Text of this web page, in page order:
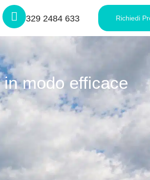
329 2484 633 Richiedi
modo efficace